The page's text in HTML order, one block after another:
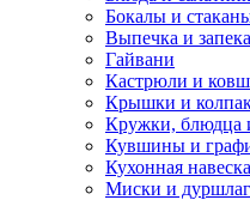
Бокалы и
Выпечка и
Гайвани
Кастрюли и
Крышки и
Кружки, блюдца
Кувшины и
Кухонная навеска
Миски и